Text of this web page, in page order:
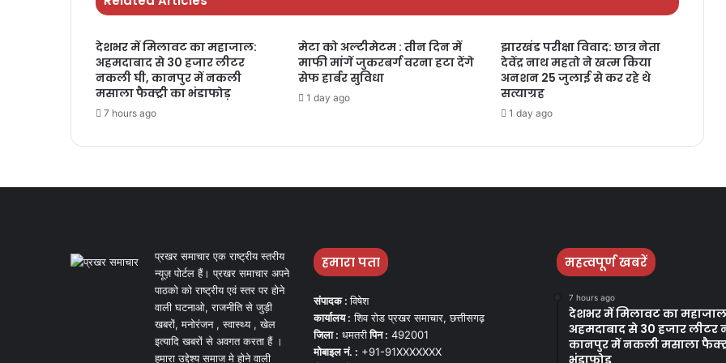
देशभर में मिलावट का महाजाल:
अहमदाबाद से 30 हजार लीटर
नकली घी, कानपुर में नकली
मसाला फैक्ट्री का भंडाफोड़
7 hours ago
मेटा को अल्टीमेटम : तीन दिन में
माफी मांगें जुकरबर्ग वरना हटा देंगे
सेफ हार्बर सुविधा
1 day ago
झारखंड परीक्षा विवाद: छात्र नेता
देवेंद्र नाथ महतो ने खत्म किया
अनशन 25 जुलाई से कर रहे थे
सत्याग्रह
1 day ago
प्रखर समाचार एक राष्ट्रीय स्तरीय
न्यूज़ पोर्टल हैं। प्रखर समाचार अपने
पाठको को राष्ट्रीय एवं स्तर पर होने
वाली घटनाओ, राजनीति से जुड़ी
खबरों, मनोरंजन , स्वास्थ्य , खेल
इत्यादि खबरों से अवगत करता हैं ।
हमारा उद्देश्य समाज मे होने वाली
हमारा पता
संपादक :विषेश
कार्यालय : शिव रोड प्रखर समाचार, छत्तीसगढ़
जिला : धमतरीपिन : 492001
मोबाइल नं. : +91-91XXXXXXX
महत्वपूर्ण खबरें
7 hours ago
देशभर में मिलावट का
अहमदाबाद से 30 हजार लीटर
कानपुर में नकली मसाला